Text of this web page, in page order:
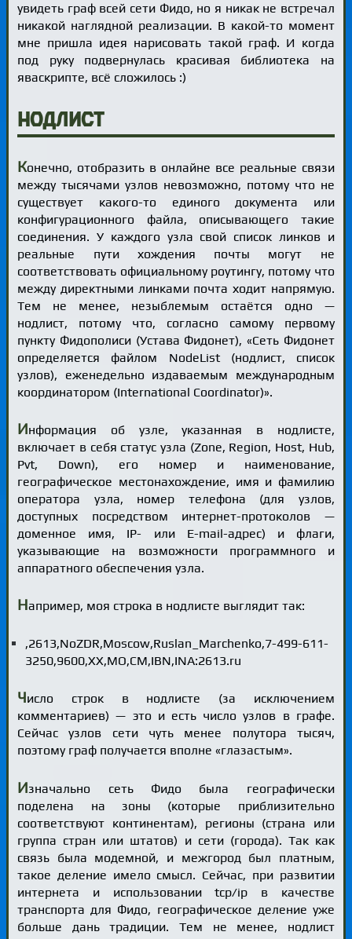
увидеть граф всей сети Фидо, но я никак не встречал
никакой наглядной реализации. В какой-то момент
мне пришла идея нарисовать такой граф. И когда
под руку подвернулась красивая библиотека на
яваскрипте, всё сложилось :)
Нодлист
Конечно, отобразить в онлайне все реальные связи
между тысячами узлов невозможно, потому что не
существует какого-то единого документа или
конфигурационного файла, описывающего такие
соединения. У каждого узла свой список линков и
реальные пути хождения почты могут не
соответствовать официальному роутингу, потому что
между директными линками почта ходит напрямую.
Тем не менее, незыблемым остаётся одно —
нодлист, потому что, согласно самому первому
пункту Фидополиси (Устава Фидонет), «Сеть Фидонет
определяется файлом NodeList (нодлист, список
узлов), еженедельно издаваемым международным
координатором (International Coordinator)».
Информация об узле, указанная в нодлисте,
включает в себя статус узла (Zone, Region, Host, Hub,
Pvt, Down), его номер и наименование,
географическое местонахождение, имя и фамилию
оператора узла, номер телефона (для узлов,
доступных посредством интернет-протоколов —
доменное имя, IP- или E-mail-адрес) и флаги,
указывающие на возможности программного и
аппаратного обеспечения узла.
Например, моя строка в нодлисте выглядит так:
,2613,NoZDR,Moscow,Ruslan_Marchenko,7-499-611-
3250,9600,XX,MO,CM,IBN,INA:2613.ru
Число строк в нодлисте (за исключением
комментариев) — это и есть число узлов в графе.
Сейчас узлов сети чуть менее полутора тысяч,
поэтому граф получается вполне «глазастым».
Изначально сеть Фидо была географически
поделена на зоны (которые приблизительно
соответствуют континентам), регионы (страна или
группа стран или штатов) и сети (города). Так как
связь была модемной, и межгород был платным,
такое деление имело смысл. Сейчас, при развитии
интернета и использовании tcp/ip в качестве
транспорта для Фидо, географическое деление уже
больше дань традиции. Тем не менее, нодлист